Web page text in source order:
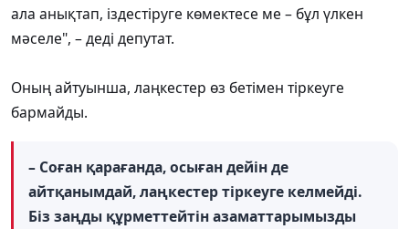
ала анықтап, іздестіруге көмектесе ме – бұл үлкен
мәселе", – деді депутат.
Оның айтуынша, лаңкестер өз бетімен тіркеуге
бармайды.
– Соған қарағанда, осыған дейін де
айтқанымдай, лаңкестер тіркеуге келмейді.
Біз заңды құрметтейтін азаматтарымызды